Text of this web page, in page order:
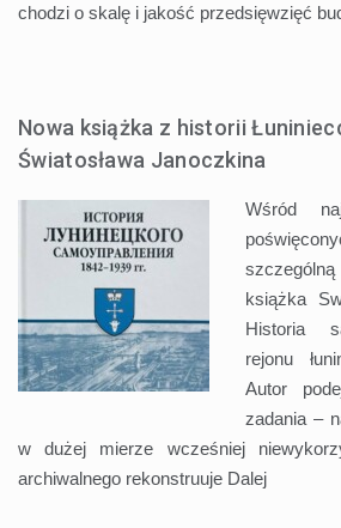
chodzi o skalę i jakość przedsięwzięć
Nowa książka z historii
Światosława Janoczkina
Wśród
książka
Historia
rejonu
Autor
zadania –
w dużej mierze wcześniej
archiwalnego rekonstruuje Dalej